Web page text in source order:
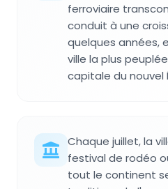
ferroviaire
conduit à une
quelques années,
ville la plus
capitale du nouvel
Chaque juillet, la
festival de rodéo
tout le continent